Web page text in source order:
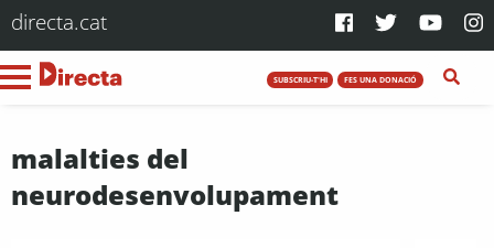
directa.cat
SUBSCRIU-T'HI FES UNA DONACIÓ
malalties del
neurodesenvolupament